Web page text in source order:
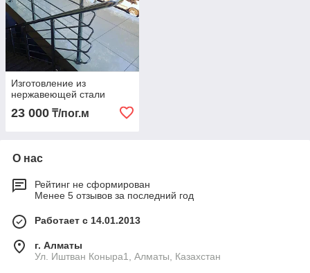
Изготовление из
нержавеющей стали
23 000 ₸/пог.м
О нас
Рейтинг не сформирован
Менее 5 отзывов за последний год
Работает с 14.01.2013
г. Алматы
Ул. Иштван Коныра1, Алматы, Казахстан